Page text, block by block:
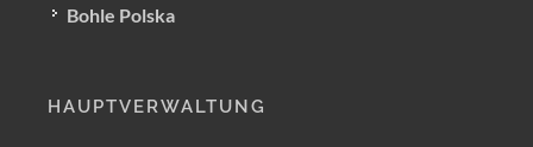
Bohle Polska
HAUPTVERWALTUNG